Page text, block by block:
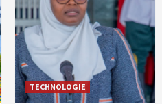
TECHNOLOGIE